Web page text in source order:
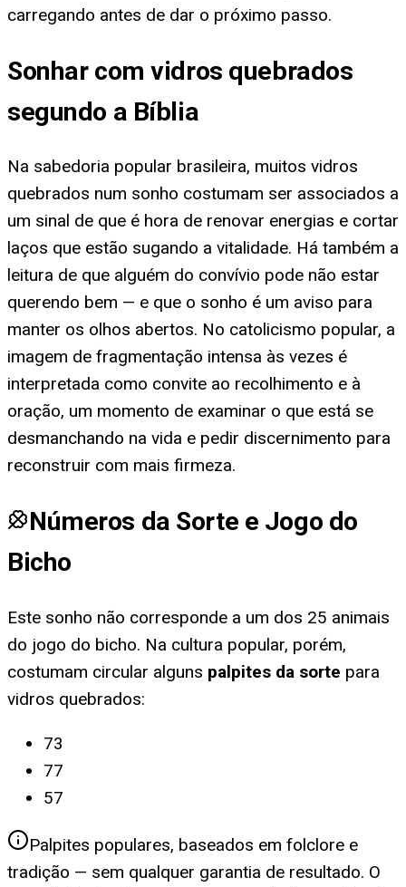
carregando antes de dar o próximo passo.
Sonhar com vidros quebrados
segundo a Bíblia
Na sabedoria popular brasileira, muitos vidros
quebrados num sonho costumam ser associados a
um sinal de que é hora de renovar energias e cortar
laços que estão sugando a vitalidade. Há também a
leitura de que alguém do convívio pode não estar
querendo bem — e que o sonho é um aviso para
manter os olhos abertos. No catolicismo popular, a
imagem de fragmentação intensa às vezes é
interpretada como convite ao recolhimento e à
oração, um momento de examinar o que está se
desmanchando na vida e pedir discernimento para
reconstruir com mais firmeza.
Números da Sorte e Jogo do
Bicho
Este sonho não corresponde a um dos 25 animais
do jogo do bicho. Na cultura popular, porém,
costumam circular alguns palpites da sorte para
vidros quebrados:
73
77
57
Palpites populares, baseados em folclore e
tradição — sem qualquer garantia de resultado. O